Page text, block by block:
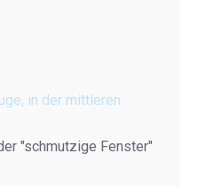
in der mittleren
"schmutzige Fenster"